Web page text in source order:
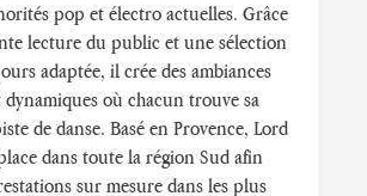
pop et électro actuelles. Grâce
lecture du public et une sélection
adaptée, il crée des ambiances
dynamiques où chacun trouve sa
de danse. Basé en Provence, Lord
dans toute la région Sud afin
sur mesure dans les plus